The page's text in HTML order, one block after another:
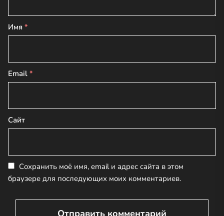
Имя *
Email *
Сайт
Сохранить моё имя, email и адрес сайта в этом
браузере для последующих моих комментариев.